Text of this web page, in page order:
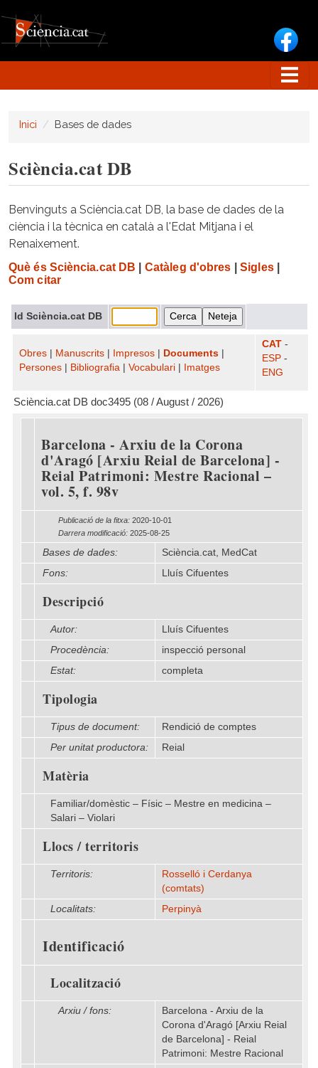
Inici Bases de dades
Sciència.cat DB
Benvinguts a Sciència.cat DB, la base de dades de la
ciència i la tècnica en català a l'Edat Mitjana i el
Renaixement.
Què és Sciència.cat DB Catàleg d'obres Sigles|
Com citar
Id Sciència.cat DB
Obres Manuscrits Impresos Documents
Persones
Bibliografia Vocabulari Imatges
CAT -
ESP -
ENG
Sciència.cat DB doc3495 (08 / August / 2026)
Barcelona - Arxiu de la Corona
d'Aragó [Arxiu Reial de Barcelona] -
Reial Patrimoni: Mestre Racional –
vol. 5, f. 98v
Publicació de la fitxa: 2020-10-01
Darrera modificació: 2025-08-25
Bases de dades:
Sciència.cat, MedCat
Fons:
Lluís Cifuentes
Descripció
Autor:
Lluís Cifuentes
Procedència:
inspecció personal
Estat:
completa
Tipologia
Tipus de document:
Rendició de comptes
Per unitat productora:
Reial
Matèria
Familiar/domèstic – Físic – Mestre en medicina –
Salari – Violari
Llocs / territoris
Territoris:
Rosselló i Cerdanya
(comtats)
Localitats:
Perpinyà
Identificació
Localització
Arxiu / fons:
Barcelona - Arxiu de la
Corona d'Aragó [Arxiu Reial
de Barcelona] - Reial
Patrimoni: Mestre Racional